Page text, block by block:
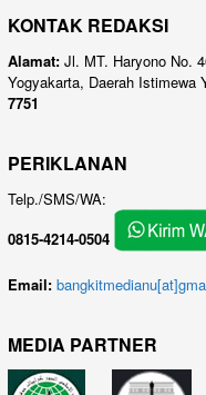
KONTAK REDAKSI
Alamat: Jl. MT. Haryono No.
Yogyakarta, Daerah Istimewa
7751
PERIKLANAN
Telp./SMS/WA:
0815-4214-0504
Email:
MEDIA PARTNER